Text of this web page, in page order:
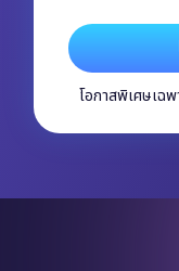
โอกาสพิเศษเฉ